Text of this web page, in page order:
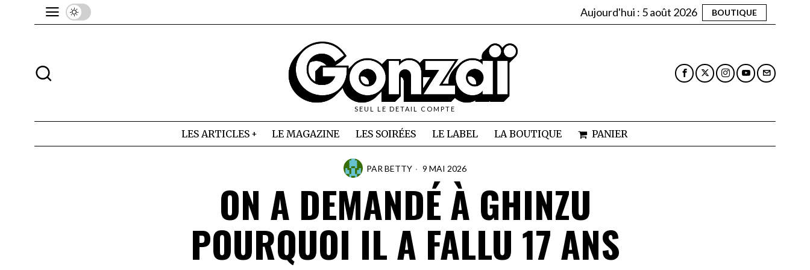
Aujourd'hui : 5 août 2026 BOUTIQUE
SEUL LE DETAIL COMPTE
LES ARTICLES LE MAGAZINE LES SOIRÉES LE LABEL LA BOUTIQUE PANIER
PAR BETTY 9 MAI 2026
ON A DEMANDÉ À GHINZU
POURQUOI IL A FALLU 17 ANS